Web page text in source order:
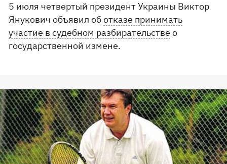
5 июля четвертый президент Украины Виктор
Янукович объявил оботказе принимать
участие в судебном разбирательстве о
государственной измене.